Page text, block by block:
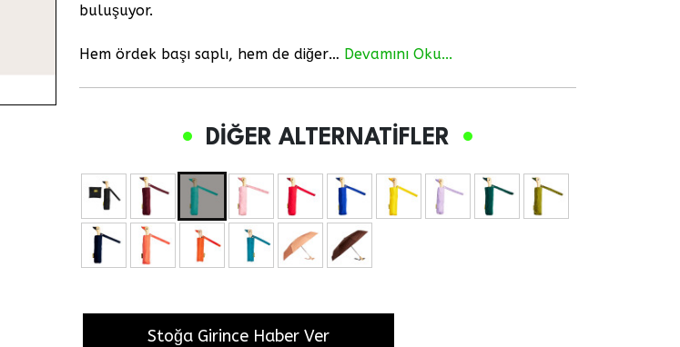
buluşuyor.
Hem ördek başı saplı, hem de diğer… Devamını Oku...
DIĞER ALTERNATIFLER
Stoğa Girince Haber Ver